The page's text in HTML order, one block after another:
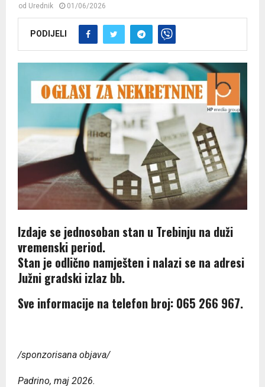
od Urednik 01/06/2026
PODIJELI
Izdaje se jednosoban stan u Trebinju na duži
vremenski period.
Stan je odlično namješten i nalazi se na adresi
Južni gradski izlaz bb.
Sve informacije na telefon broj: 065 266 967.
/sponzorisana objava/
Padrino, maj 2026.